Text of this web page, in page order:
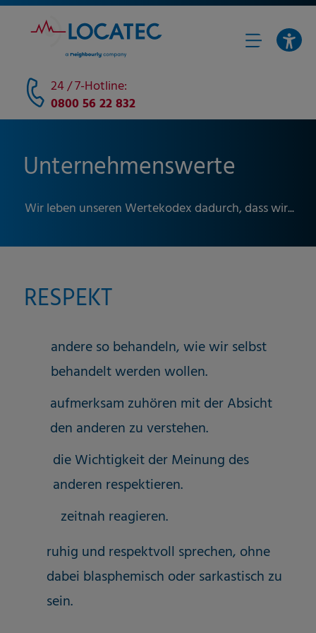
24 / 7-Hotline:
0800 56 22 832
Unternehmenswerte
Wir leben unseren Wertekodex dadurch, dass wir...
RESPEKT
andere so behandeln, wie wir selbst
behandelt werden wollen.
aufmerksam zuhören mit der Absicht
den anderen zu verstehen.
die Wichtigkeit der Meinung des
anderen respektieren.
zeitnah reagieren.
ruhig und respektvoll sprechen, ohne
dabei blasphemisch oder sarkastisch zu
sein.